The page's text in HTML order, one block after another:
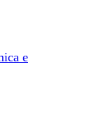
e